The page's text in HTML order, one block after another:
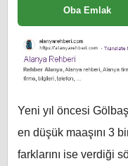
Oba Emlak
Yeni yıl öncesi
en düşük maaşını 3
farklarını ise verdiği